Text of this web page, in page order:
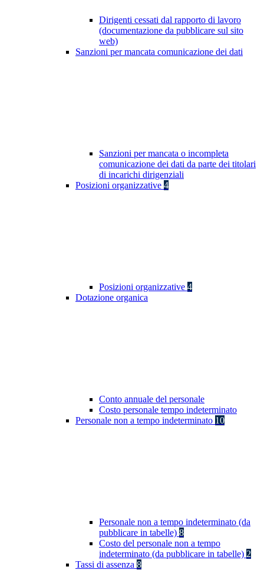
Dirigenti cessati dal rapporto di lavoro
(documentazione da pubblicare sul sito
web)
Sanzioni per mancata comunicazione dei dati
Sanzioni per mancata o incompleta
comunicazione dei dati da parte dei titolari
di incarichi dirigenziali
Posizioni organizzative 4
Posizioni organizzative 4
Dotazione organica
Conto annuale del personale
Costo personale tempo indeterminato
Personale non a tempo indeterminato 10
Personale non a tempo indeterminato (da
pubblicare in tabelle) 8
Costo del personale non a tempo
indeterminato (da pubblicare in tabelle) 2
Tassi di assenza 8